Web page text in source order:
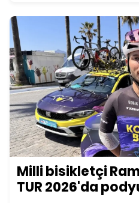
Milli bisikletçi
TUR 2026'da